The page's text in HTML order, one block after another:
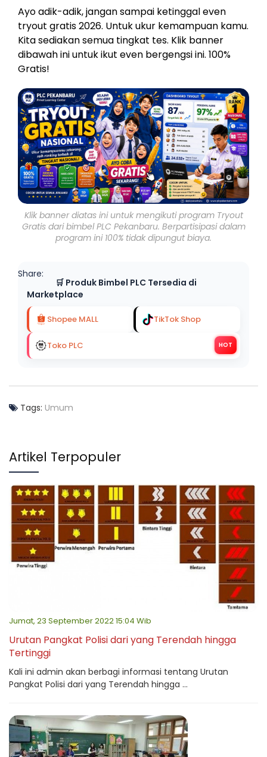
Ayo adik-adik, jangan sampai ketinggal even
tryout gratis 2026. Untuk ukur kemampuan kamu.
Kita sediakan semua tingkat tes. Klik banner
dibawah ini untuk ikut even bergengsi ini. 100%
Gratis!
Klik banner diatas ini untuk mengikuti program Tryout
Gratis dari bimbel PLC Pekanbaru. Berpartisipasi dalam
program ini 100% tidak dipungut biaya.
Share:
🛒 Produk Bimbel PLC Tersedia di
Marketplace
Shopee MALL TikTok Shop
HOT
Toko PLC
Tags: Umum
Artikel Terpopuler
Jumat, 23 September 2022 15:04 Wib
Urutan Pangkat Polisi dari yang Terendah hingga
Tertinggi
Kali ini admin akan berbagi informasi tentang Urutan
Pangkat Polisi dari yang Terendah hingga ...